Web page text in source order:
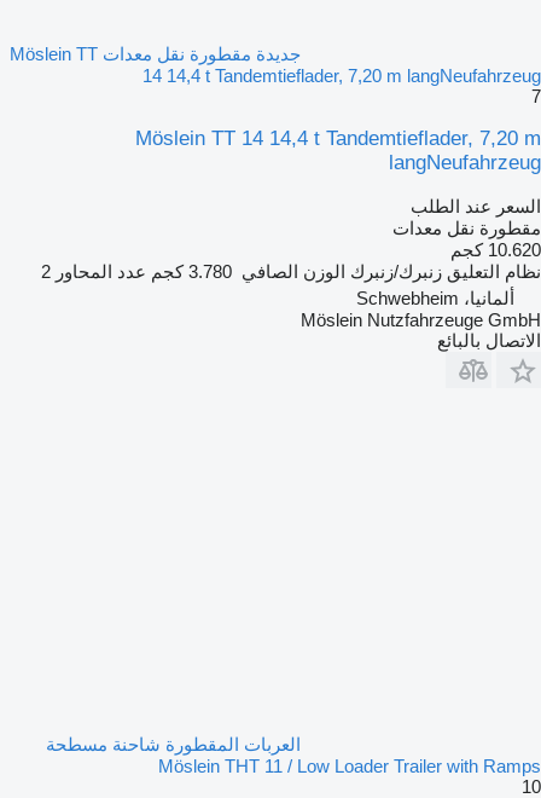
جديدة مقطورة نقل معدات Möslein TT
14 14,4 t Tandemtieflader, 7,20 m langNeufahrzeug
7
Möslein TT 14 14,4 t Tandemtieflader, 7,20 m
langNeufahrzeug
السعر عند الطلب
مقطورة نقل معدات
10.620 كجم
نظام التعليق زنبرك/زنبرك الوزن الصافي 3.780 كجم عدد المحاور 2
ألمانيا، Schwebheim
Möslein Nutzfahrzeuge GmbH
الاتصال بالبائع
العربات المقطورة شاحنة مسطحة
Möslein THT 11 / Low Loader Trailer with Ramps
10